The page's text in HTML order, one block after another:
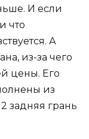
И если
что
А
из-за чего
цены. Его
из
задняя грань